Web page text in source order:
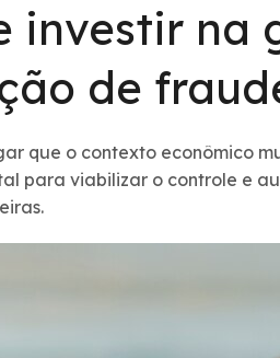
investir na
de
que o contexto econômico
para viabilizar o controle e